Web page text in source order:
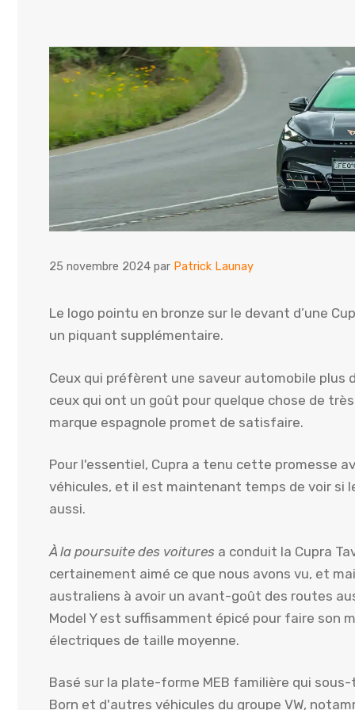
25 novembre 2024 par Patrick Launay
Le logo pointu en bronze sur le devant d’une
un piquant supplémentaire.
Ceux qui préfèrent une saveur automobile plus
ceux qui ont un goût pour quelque chose de
marque espagnole promet de satisfaire.
Pour l'essentiel, Cupra a tenu cette promesse
véhicules, et il est maintenant temps de voir si
aussi.
À la poursuite des voitures a conduit la Cupra
certainement aimé ce que nous avons vu, et
australiens à avoir un avant-goût des routes
Model Y est suffisamment épicé pour faire son
électriques de taille moyenne.
Basé sur la plate-forme MEB familière qui
Born et d'autres véhicules du groupe VW,